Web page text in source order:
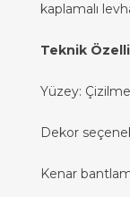
kaplamalı
Teknik
Yüzey:
Dekor
Kenar